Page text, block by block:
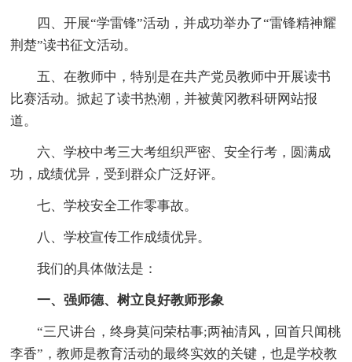
四、开展“学雷锋”活动，并成功举办了“雷锋精神耀
荆楚”读书征文活动。
五、在教师中，特别是在共产党员教师中开展读书
比赛活动。掀起了读书热潮，并被黄冈教科研网站报
道。
六、学校中考三大考组织严密、安全行考，圆满成
功，成绩优异，受到群众广泛好评。
七、学校安全工作零事故。
八、学校宣传工作成绩优异。
我们的具体做法是：
一、强师德、树立良好教师形象
“三尺讲台，终身莫问荣枯事;两袖清风，回首只闻桃
李香”，教师是教育活动的最终实效的关键，也是学校教